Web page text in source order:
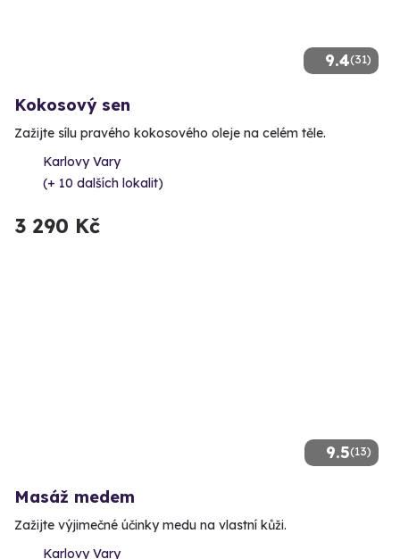
9.4(31)
Kokosový sen
Zažijte sílu pravého kokosového oleje na celém těle.
Karlovy Vary
(+ 10 dalších lokalit)
3 290 Kč
9.5(13)
Masáž medem
Zažijte výjimečné účinky medu na vlastní kůži.
Karlovy Vary